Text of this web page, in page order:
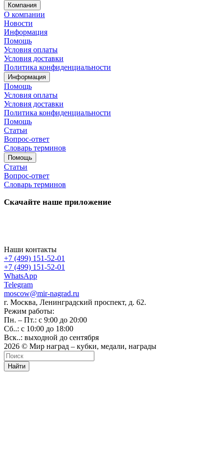
Компания
О компании
Новости
Информация
Помощь
Условия оплаты
Условия доставки
Политика конфиденциальности
Информация
Помощь
Условия оплаты
Условия доставки
Политика конфиденциальности
Помощь
Статьи
Вопрос-ответ
Словарь терминов
Помощь
Статьи
Вопрос-ответ
Словарь терминов
Скачайте наше приложение
Наши контакты
+7 (499) 151-52-01
+7 (499) 151-52-01
WhatsApp
Telegram
moscow@mir-nagrad.ru
г. Москва, Ленинградский проспект, д. 62.
Режим работы:
Пн. – Пт.: с 9:00 до 20:00
Сб..: с 10:00 до 18:00
Вск..: выходной до сентября
2026 © Мир наград – кубки, медали, награды
Найти